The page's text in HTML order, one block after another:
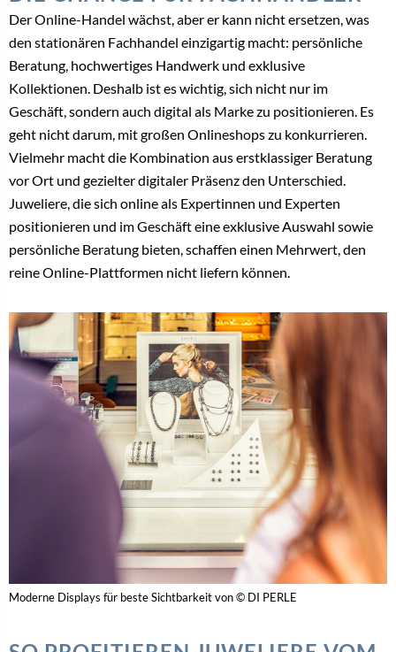
Der Online-Handel wächst, aber er kann nicht ersetzen, was
den stationären Fachhandel einzigartig macht: persönliche
Beratung, hochwertiges Handwerk und exklusive
Kollektionen. Deshalb ist es wichtig, sich nicht nur im
Geschäft, sondern auch digital als Marke zu positionieren. Es
geht nicht darum, mit großen Onlineshops zu konkurrieren.
Vielmehr macht die Kombination aus erstklassiger Beratung
vor Ort und gezielter digitaler Präsenz den Unterschied.
Juweliere, die sich online als Expertinnen und Experten
positionieren und im Geschäft eine exklusive Auswahl sowie
persönliche Beratung bieten, schaffen einen Mehrwert, den
reine Online-Plattformen nicht liefern können.
Moderne Displays für beste Sichtbarkeit von © DI PERLE